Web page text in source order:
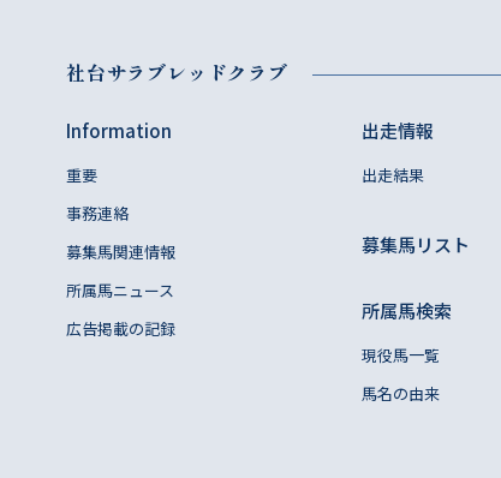
社台サラブレッドクラブ
Information
重要
事務連絡
募集馬関連情報
所属馬ニュース
広告掲載の記録
出走情報
出走結果
募集馬リスト
所属馬検索
現役馬一覧
馬名の由来